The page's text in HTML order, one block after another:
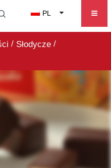
PL
/ Słodycze/